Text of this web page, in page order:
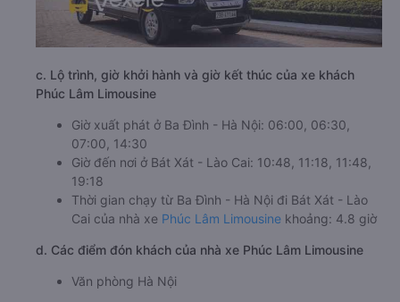
c. Lộ trình, giờ khởi hành và giờ kết thúc của xe khách
Phúc Lâm Limousine
Giờ xuất phát ở Ba Đình - Hà Nội: 06:00, 06:30,
07:00, 14:30
Giờ đến nơi ở Bát Xát - Lào Cai: 10:48, 11:18, 11:48,
19:18
Thời gian chạy từ Ba Đình - Hà Nội đi Bát Xát - Lào
Cai của nhà xe Phúc Lâm Limousine khoảng: 4.8 giờ
d. Các điểm đón khách của nhà xe Phúc Lâm Limousine
Văn phòng Hà Nội